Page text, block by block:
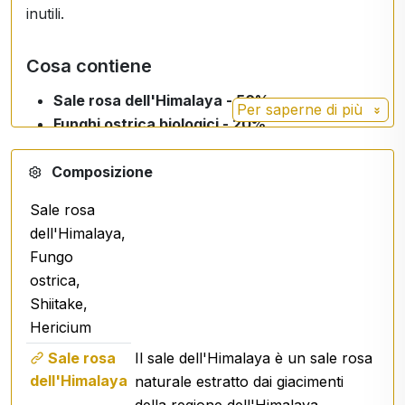
inutili.
Cosa contiene
Sale rosa dell'Himalaya - 50%
Funghi ostrica biologici - 20%
Shiitake biologico - 20%
Hericium (corallo di riccio) BIO - 10%.
Perché vi piacerà
3 tipi di funghi in un'unica miscela
sapore caratteristico senza bisogno di aromi
aggiuntivi
adatto alla cucina di tutti i giorni
facile da usare in cucina sia a caldo che a
freddo
Ingredienti di funghi biologici
Per saperne di più
Composizione
Sale rosa
dell'Himalaya,
Fungo
ostrica,
Shiitake,
Hericium
Sale rosa
dell'Himalaya
Il sale dell'Himalaya è un sale rosa
naturale estratto dai giacimenti